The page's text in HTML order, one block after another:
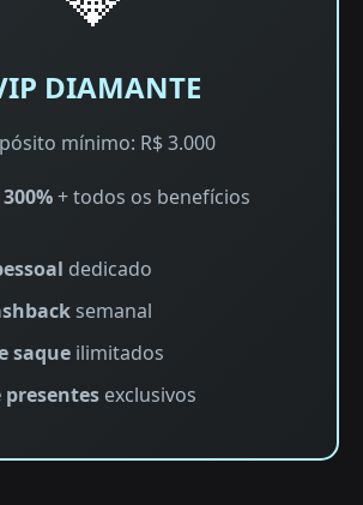
DIAMANTE
mínimo: R$ 3.000
+ todos os benefícios
dedicado
semanal
saque ilimitados
presentes exclusivos